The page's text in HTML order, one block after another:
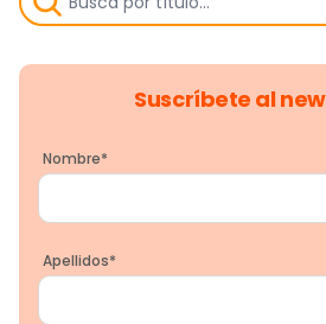
Suscríbete al
Nombre*
Apellidos*